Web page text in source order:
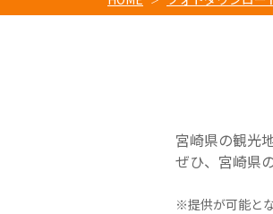
宮崎県の観光
ぜひ、宮崎県
提供が可能と